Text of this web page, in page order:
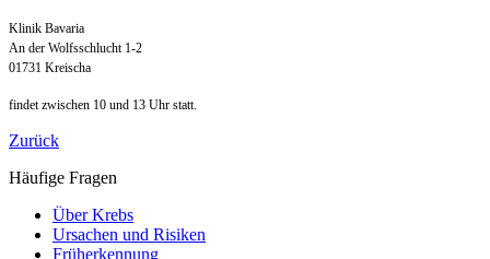
Klinik Bavaria
An der Wolfsschlucht 1-2
01731 Kreischa
findet zwischen 10 und 13 Uhr statt.
Zurück
Häufige Fragen
Über Krebs
Ursachen und Risiken
Früherkennung